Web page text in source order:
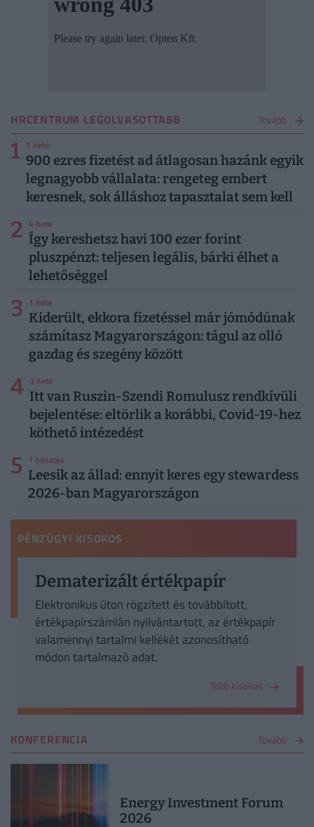
HRCENTRUM LEGOLVASOTTABB Tovább
1 1 hete
900 ezres fizetést ad átlagosan hazánk egyik
legnagyobb vállalata: rengeteg embert
keresnek, sok álláshoz tapasztalat sem kell
2 4 hete
Így kereshetsz havi 100 ezer forint
pluszpénzt: teljesen legális, bárki élhet a
lehetőséggel
3 1 hete
Kiderült, ekkora fizetéssel már jómódúnak
számítasz Magyarországon: tágul az olló
gazdag és szegény között
4 3 hete
Itt van Ruszin-Szendi Romulusz rendkívüli
bejelentése: eltörlik a korábbi, Covid-19-hez
köthető intézedést
5 1 hónapja
Leesik az állad: ennyit keres egy stewardess
2026-ban Magyarországon
PÉNZÜGYI KISOKOS
Dematerizált értékpapír
Elektronikus úton rögzített és továbbított,
értékpapírszámlán nyilvántartott, az értékpapír
valamennyi tartalmi kellékét azonosítható
módon tartalmazó adat.
Több kisokos
KONFERENCIA Tovább
Energy Investment Forum
2026